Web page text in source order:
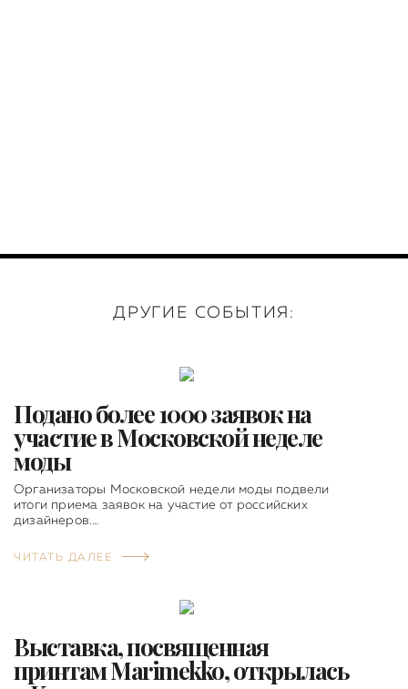
ДРУГИЕ СОБЫТИЯ:
Подано более 1000 заявок на
участие в Московской неделе
моды
Организаторы Московской недели моды подвели
итоги приема заявок на участие от российских
дизайнеров.…
ЧИТАТЬ ДАЛЕЕ
Выставка, посвященная
принтам Marimekko, открылась